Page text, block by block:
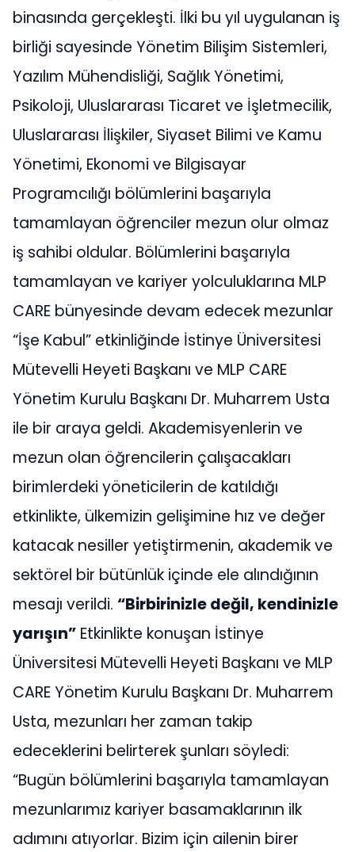
binasında gerçekleşti. İlki bu yıl uygulanan iş
birliği sayesinde Yönetim Bilişim Sistemleri,
Yazılım Mühendisliği, Sağlık Yönetimi,
Psikoloji, Uluslararası Ticaret ve İşletmecilik,
Uluslararası İlişkiler, Siyaset Bilimi ve Kamu
Yönetimi, Ekonomi ve Bilgisayar
Programcılığı bölümlerini başarıyla
tamamlayan öğrenciler mezun olur olmaz
iş sahibi oldular. Bölümlerini başarıyla
tamamlayan ve kariyer yolculuklarına MLP
CARE bünyesinde devam edecek mezunlar
“İşe Kabul” etkinliğinde İstinye Üniversitesi
Mütevelli Heyeti Başkanı ve MLP CARE
Yönetim Kurulu Başkanı Dr. Muharrem Usta
ile bir araya geldi. Akademisyenlerin ve
mezun olan öğrencilerin çalışacakları
birimlerdeki yöneticilerin de katıldığı
etkinlikte, ülkemizin gelişimine hız ve değer
katacak nesiller yetiştirmenin, akademik ve
sektörel bir bütünlük içinde ele alındığının
mesajı verildi. “Birbirinizle değil, kendinizle
yarışın” Etkinlikte konuşan İstinye
Üniversitesi Mütevelli Heyeti Başkanı ve MLP
CARE Yönetim Kurulu Başkanı Dr. Muharrem
Usta, mezunları her zaman takip
edeceklerini belirterek şunları söyledi:
“Bugün bölümlerini başarıyla tamamlayan
mezunlarımız kariyer basamaklarının ilk
adımını atıyorlar. Bizim için ailenin birer